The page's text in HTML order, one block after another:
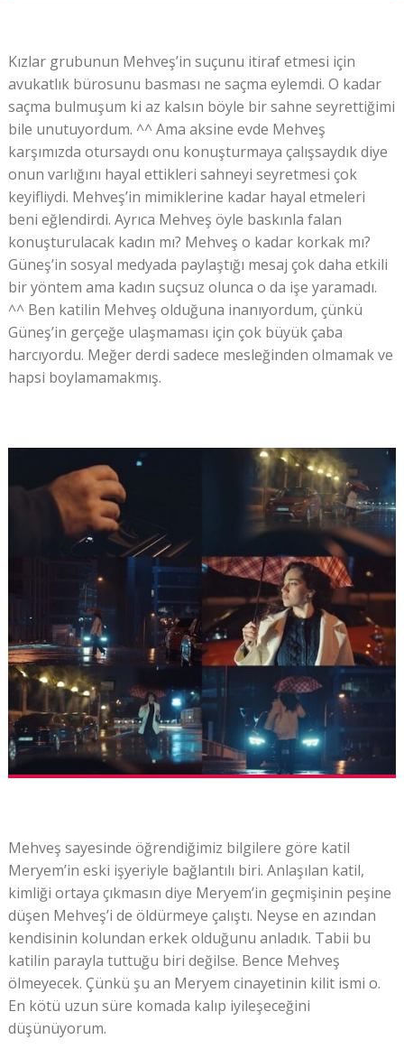
Kızlar grubunun Mehveş’in suçunu itiraf etmesi için
avukatlık bürosunu basması ne saçma eylemdi. O kadar
saçma bulmuşum ki az kalsın böyle bir sahne seyrettiğimi
bile unutuyordum. ^^ Ama aksine evde Mehveş
karşımızda otursaydı onu konuşturmaya çalışsaydık diye
onun varlığını hayal ettikleri sahneyi seyretmesi çok
keyifliydi. Mehveş’in mimiklerine kadar hayal etmeleri
beni eğlendirdi. Ayrıca Mehveş öyle baskınla falan
konuşturulacak kadın mı? Mehveş o kadar korkak mı?
Güneş’in sosyal medyada paylaştığı mesaj çok daha etkili
bir yöntem ama kadın suçsuz olunca o da işe yaramadı.
^^ Ben katilin Mehveş olduğuna inanıyordum, çünkü
Güneş’in gerçeğe ulaşmaması için çok büyük çaba
harcıyordu. Meğer derdi sadece mesleğinden olmamak ve
hapsi boylamamakmış.
Mehveş sayesinde öğrendiğimiz bilgilere göre katil
Meryem’in eski işyeriyle bağlantılı biri. Anlaşılan katil,
kimliği ortaya çıkmasın diye Meryem’in geçmişinin peşine
düşen Mehveş’i de öldürmeye çalıştı. Neyse en azından
kendisinin kolundan erkek olduğunu anladık. Tabii bu
katilin parayla tuttuğu biri değilse. Bence Mehveş
ölmeyecek. Çünkü şu an Meryem cinayetinin kilit ismi o.
En kötü uzun süre komada kalıp iyileşeceğini
düşünüyorum.